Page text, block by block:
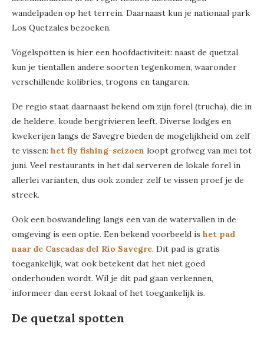
wandelpaden op het terrein. Daarnaast kun je nationaal park
Los Quetzales bezoeken.
Vogelspotten is hier een hoofdactiviteit: naast de quetzal
kun je tientallen andere soorten tegenkomen, waaronder
verschillende kolibries, trogons en tangaren.
De regio staat daarnaast bekend om zijn forel (trucha), die in
de heldere, koude bergrivieren leeft. Diverse lodges en
kwekerijen langs de Savegre bieden de mogelijkheid om zelf
te vissen: het fly fishing-seizoen loopt grofweg van mei tot
juni. Veel restaurants in het dal serveren de lokale forel in
allerlei varianten, dus ook zonder zelf te vissen proef je de
streek.
Ook een boswandeling langs een van de watervallen in de
omgeving is een optie. Een bekend voorbeeld is het pad
naar de Cascadas del Río Savegre. Dit pad is gratis
toegankelijk, wat ook betekent dat het niet goed
onderhouden wordt. Wil je dit pad gaan verkennen,
informeer dan eerst lokaal of het toegankelijk is.
De quetzal spotten